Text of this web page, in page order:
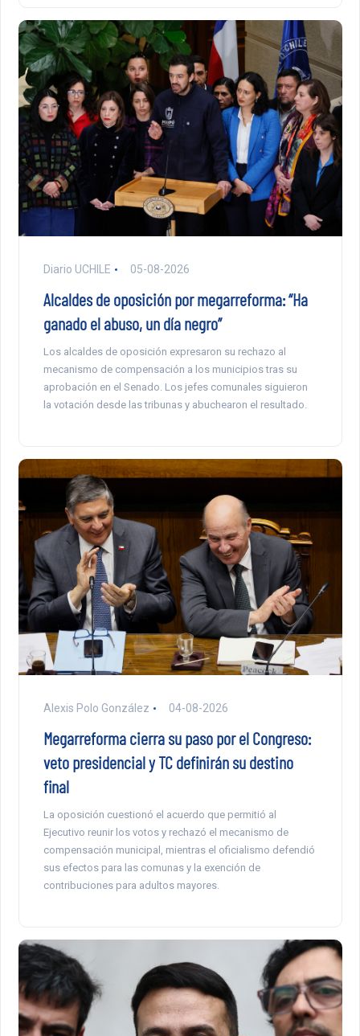
Diario UCHILE 05-08-2026
Alcaldes de oposición por megarreforma: “Ha
ganado el abuso, un día negro”
Los alcaldes de oposición expresaron su rechazo al
mecanismo de compensación a los municipios tras su
aprobación en el Senado. Los jefes comunales siguieron
la votación desde las tribunas y abuchearon el resultado.
Alexis Polo González 04-08-2026
Megarreforma cierra su paso por el Congreso:
veto presidencial y TC definirán su destino
final
La oposición cuestionó el acuerdo que permitió al
Ejecutivo reunir los votos y rechazó el mecanismo de
compensación municipal, mientras el oficialismo defendió
sus efectos para las comunas y la exención de
contribuciones para adultos mayores.